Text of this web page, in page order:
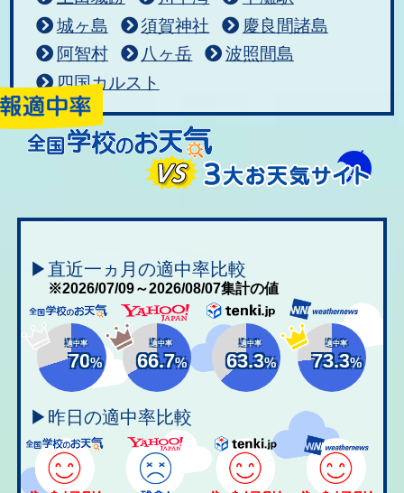
城ヶ島
須賀神社
慶良間諸島
阿智村
八ヶ岳
波照間島
四国カルスト
▶直近一ヵ月の適中率比較
※2026/07/09～2026/08/07集計の値
適中率
70%
適中率
66.7%
適中率
63.3%
適中率
73.3%
▶昨日の適中率比較